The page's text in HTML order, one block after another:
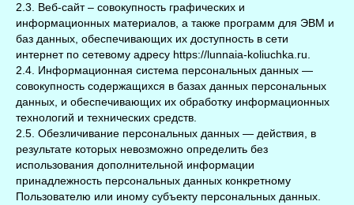
2.3. Веб-сайт – совокупность графических и
информационных материалов, а также программ для ЭВМ и
баз данных, обеспечивающих их доступность в сети
интернет по сетевому адресу https://lunnaia-koliuchka.ru.
2.4. Информационная система персональных данных —
совокупность содержащихся в базах данных персональных
данных, и обеспечивающих их обработку информационных
технологий и технических средств.
2.5. Обезличивание персональных данных — действия, в
результате которых невозможно определить без
использования дополнительной информации
принадлежность персональных данных конкретному
Пользователю или иному субъекту персональных данных.